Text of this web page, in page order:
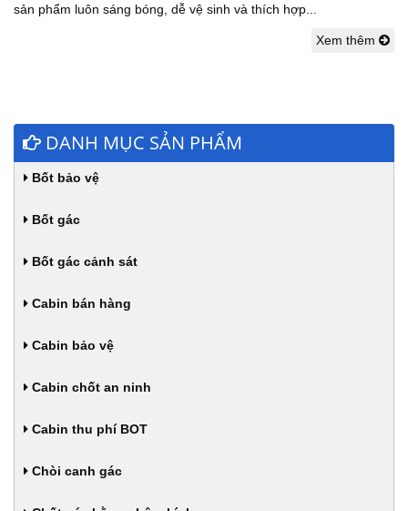
sản phẩm luôn sáng bóng, dễ vệ sinh và thích hợp...
Xem thêm
DANH MỤC SẢN PHẨM
Bốt bảo vệ
Bốt gác
Bốt gác cảnh sát
Cabin bán hàng
Cabin bảo vệ
Cabin chốt an ninh
Cabin thu phí BOT
Chòi canh gác